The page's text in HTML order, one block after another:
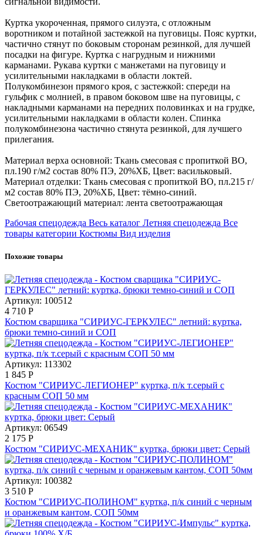
Куртка укороченная, прямого силуэта, с отложным
воротником и потайной застежкой на пуговицы. Пояс куртки,
частично стянут по боковым сторонам резинкой, для лучшей
посадки на фигуре. Куртка с нагрудным и нижними
карманами. Рукава куртки с манжетами на пуговицу и
усилительными накладками в области локтей.
Полукомбинезон прямого кроя, с застежкой: спереди на
гульфик с молнией, в правом боковом шве на пуговицы, с
накладными карманами на передних половинках и на грудке,
усилительными накладками в области колен. Спинка
полукомбинезона частично стянута резинкой, для лучшего
прилегания.
Материал верха основной: Ткань смесовая с пропиткой ВО,
пл.190 г/м2 состав 80% ПЭ, 20%ХБ, Цвет: васильковый.
Материал отделки: Ткань смесовая с пропиткой ВО, пл.215 г/
м2 состав 80% ПЭ, 20%ХБ, Цвет: тёмно-синий.
Светоотражающий материал: лента светоотражающая
Рабочая спецодежда Весь каталог Летняя спецодежда Все
товары категории Костюмы Вид изделия
Похожие товары
Артикул: 100512
4 710 Р
Костюм сварщика "СИРИУС-ГЕРКУЛЕС" летний: куртка,
брюки темно-синий и СОП
Артикул: 113302
1 845 Р
Костюм "СИРИУС-ЛЕГИОНЕР" куртка, п/к т.серый с
красным СОП 50 мм
Артикул: 06549
2 175 Р
Костюм "СИРИУС-МЕХАНИК" куртка, брюки цвет: Серый
Артикул: 100382
3 510 Р
Костюм "СИРИУС-ПОЛИНОМ" куртка, п/к синий с черным
и оранжевым кантом, СОП 50мм